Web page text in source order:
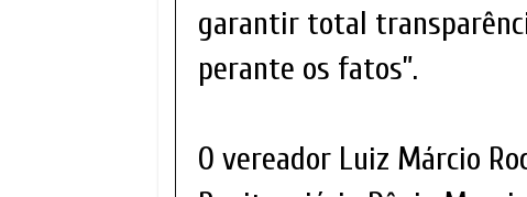
garantir total
perante os fatos”.
O vereador Luiz Márcio